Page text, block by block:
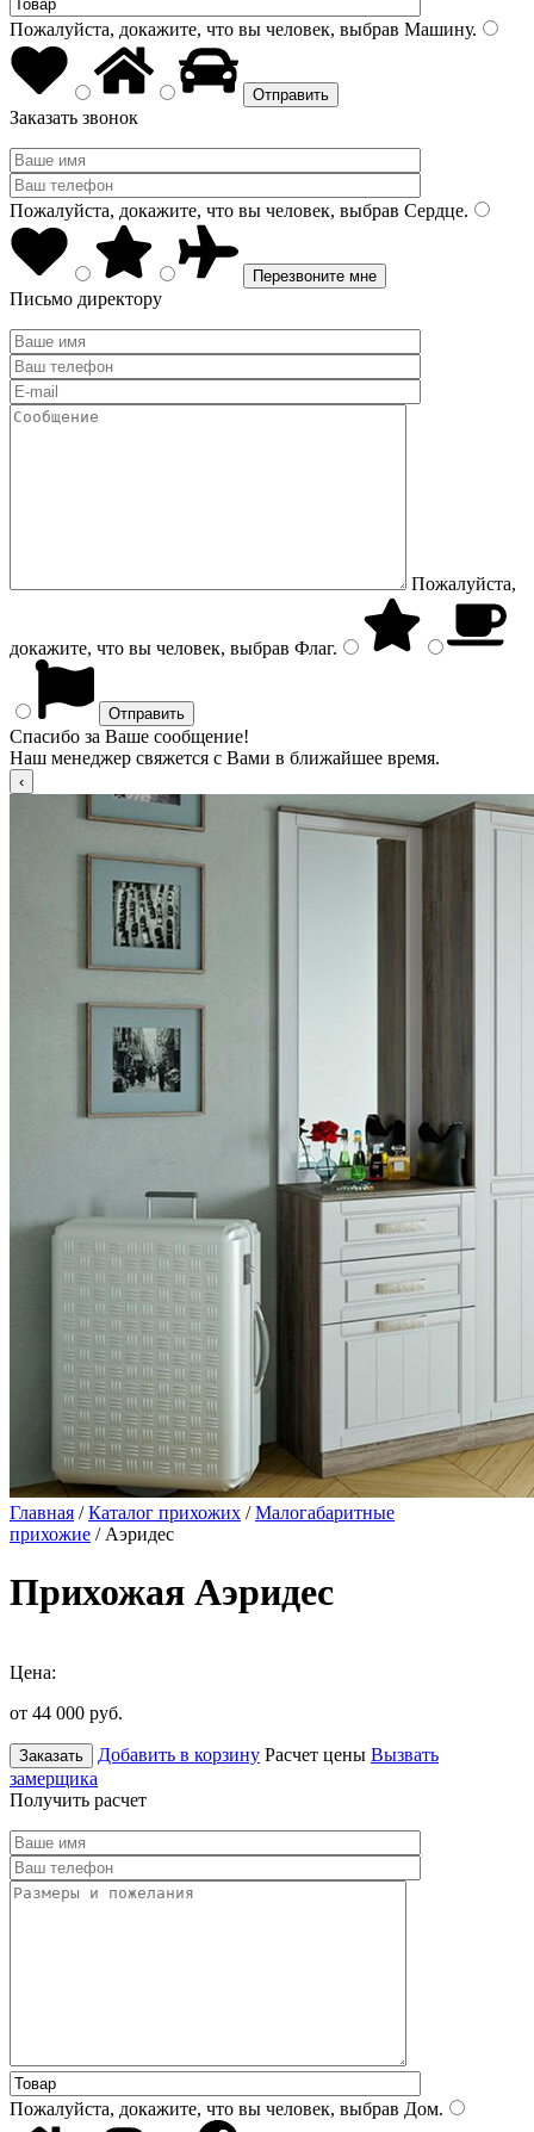
Пожалуйста, докажите, что вы человек, выбрав Машину.
Заказать звонок
Пожалуйста, докажите, что вы человек, выбрав Сердце.
Письмо директору
Пожалуйста,
докажите, что вы человек, выбрав Флаг.
Спасибо за Ваше сообщение!
Наш менеджер свяжется с Вами в ближайшее время.
Главная /Каталог прихожих /Малогабаритные
прихожие / Аэридес
Прихожая Аэридес
Цена:
от 44 000 руб.
Заказать Добавить в корзину Расчет цены Вызвать
замерщика
Получить расчет
Пожалуйста, докажите, что вы человек, выбрав Дом.